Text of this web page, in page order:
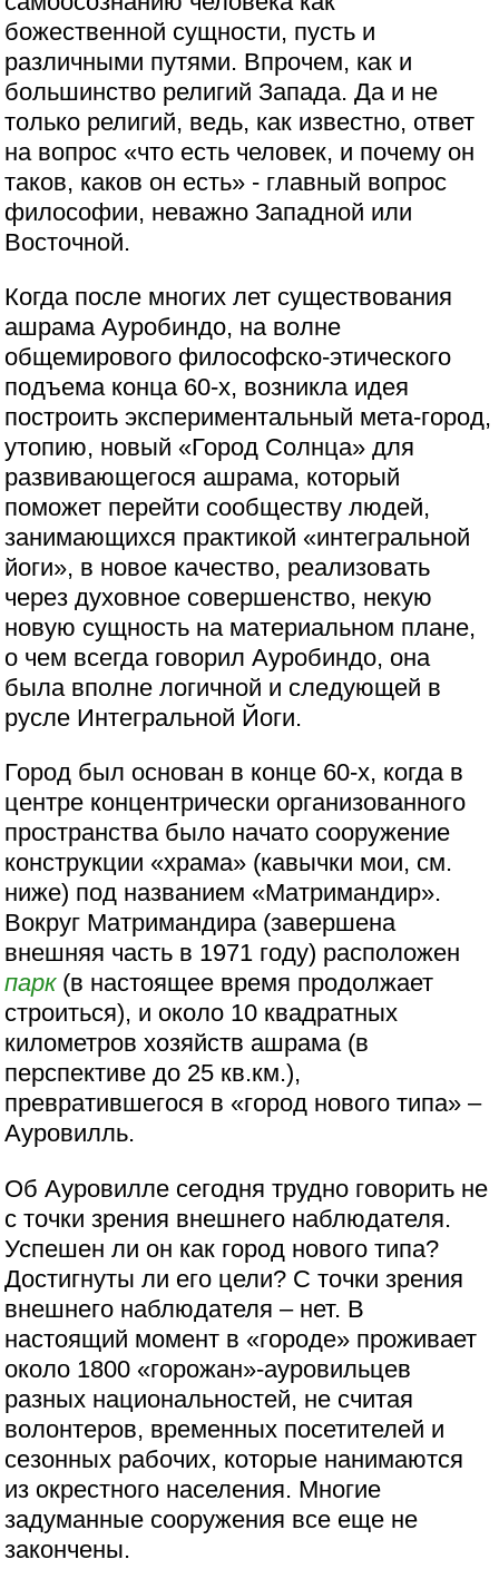
божественной сущности, пусть и
различными путями. Впрочем, как и
большинство религий Запада. Да и не
только религий, ведь, как известно, ответ
на вопрос «что есть человек, и почему он
таков, каков он есть» - главный вопрос
философии, неважно Западной или
Восточной.
Когда после многих лет существования
ашрама Ауробиндо, на волне
общемирового философско-этического
подъема конца 60-х, возникла идея
построить экспериментальный мета-город,
утопию, новый «Город Солнца» для
развивающегося ашрама, который
поможет перейти сообществу людей,
занимающихся практикой «интегральной
йоги», в новое качество, реализовать
через духовное совершенство, некую
новую сущность на материальном плане,
о чем всегда говорил Ауробиндо, она
была вполне логичной и следующей в
русле Интегральной Йоги.
Город был основан в конце 60-х, когда в
центре концентрически организованного
пространства было начато сооружение
конструкции «храма» (кавычки мои, см.
ниже) под названием «Матримандир».
Вокруг Матримандира (завершена
внешняя часть в 1971 году) расположен
парк(в настоящее время продолжает
строиться), и около 10 квадратных
километров хозяйств ашрама (в
перспективе до 25 кв.км.),
превратившегося в «город нового типа» –
Ауровилль.
Об Ауровилле сегодня трудно говорить не
с точки зрения внешнего наблюдателя.
Успешен ли он как город нового типа?
Достигнуты ли его цели? С точки зрения
внешнего наблюдателя – нет. В
настоящий момент в «городе» проживает
около 1800 «горожан»-ауровильцев
разных национальностей, не считая
волонтеров, временных посетителей и
сезонных рабочих, которые нанимаются
из окрестного населения. Многие
задуманные сооружения все еще не
закончены.